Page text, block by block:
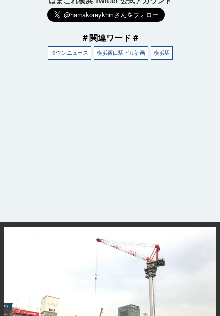
＃関連ワード＃
タウンニュース 横浜西口駅ビル計画 横浜駅